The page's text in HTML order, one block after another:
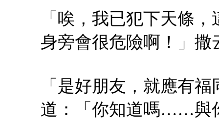
「唉，我已犯下天條
身旁會很危險啊！」撒
「是好朋友，就應有
道：「你知道嗎……與